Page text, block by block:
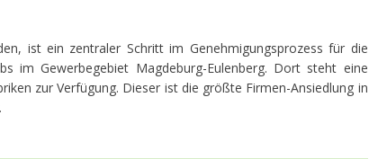
ist ein zentraler Schritt im Genehmigungsprozess für die
im Gewerbegebiet Magdeburg-Eulenberg. Dort steht eine
zur Verfügung. Dieser ist die größte Firmen-Ansiedlung in